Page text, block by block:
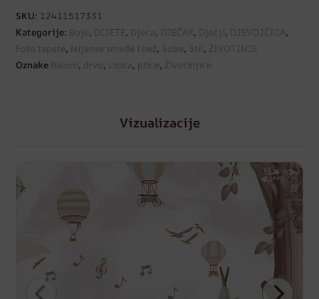
SKU: 12411517331
Kategorije: Boje, DIJETE, Djeca, DJEČAK, Dječji, DJEVOJČICA,
Foto tapete, Nijanse smeđe i bež, Sobe, Stil, ŽIVOTINJE
Oznake Baloni, drvo , Lisica, ptice, Životinjice
Vizualizacije